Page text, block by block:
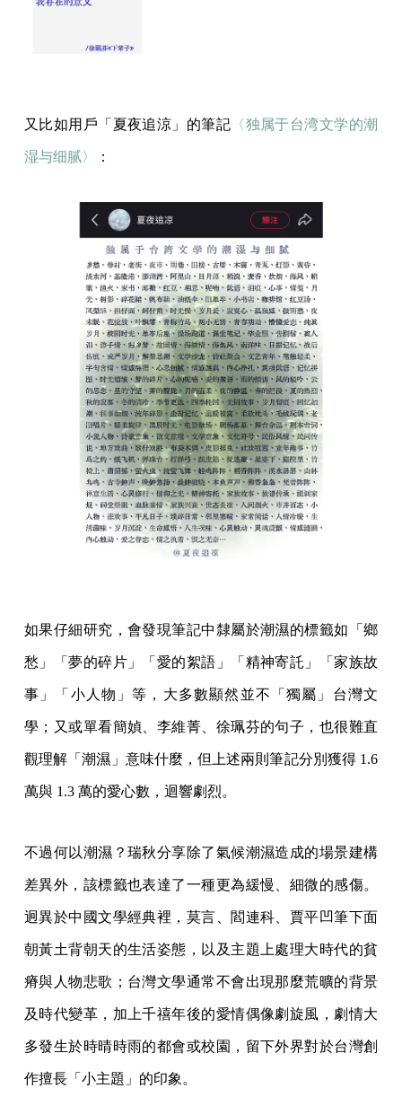
又比如用戶「夏夜追涼」的筆記 〈独属于台湾文学的潮
湿与细腻〉 ：
如果仔細研究，會發現筆記中隸屬於潮濕的標籤如「鄉
愁」「夢的碎片」「愛的絮語」「精神寄託」「家族故
事」「小人物」等，大多數顯然並不「獨屬」台灣文
學；又或單看簡媜、李維菁、徐珮芬的句子，也很難直
觀理解「潮濕」意味什麼，但上述兩則筆記分別獲得 1.6
萬與 1.3 萬的愛心數，迴響劇烈。
不過何以潮濕？瑞秋分享除了氣候潮濕造成的場景建構
差異外，該標籤也表達了一種更為緩慢、細微的感傷。
迥異於中國文學經典裡，莫言、閻連科、賈平凹筆下面
朝黃土背朝天的生活姿態，以及主題上處理大時代的貧
瘠與人物悲歌；台灣文學通常不會出現那麼荒曠的背景
及時代變革，加上千禧年後的愛情偶像劇旋風，劇情大
多發生於時晴時雨的都會或校園，留下外界對於台灣創
作擅長「小主題」的印象。